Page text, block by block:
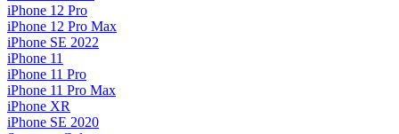
iPhone 12 Pro
iPhone 12 Pro Max
iPhone SE 2022
iPhone 11
iPhone 11 Pro
iPhone 11 Pro Max
iPhone XR
iPhone SE 2020